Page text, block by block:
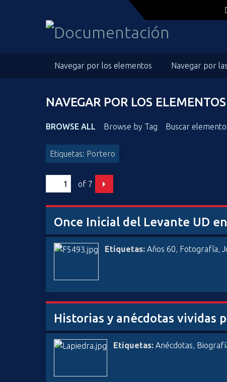
Navegar por los elementos Navegar por
NAVEGAR POR LOS
BROWSE ALL Browse by Tag Buscar
Etiquetas: Portero
of 7
Once Inicial del Levante UD
Etiquetas: Años 60, Fotografía,
Historias y anécdotas vividas
Etiquetas: Anécdotas,